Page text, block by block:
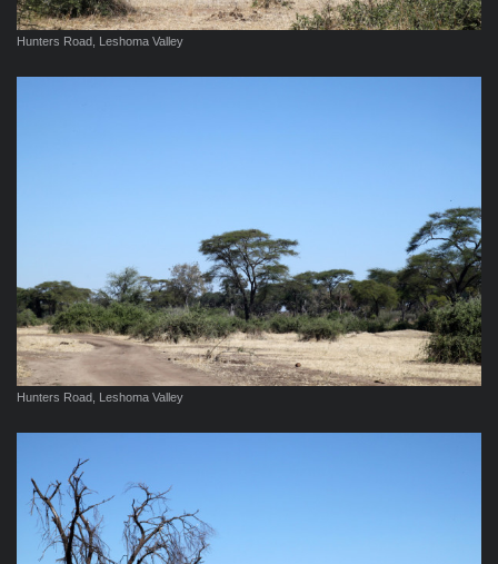
Hunters Road, Leshoma Valley
Hunters Road, Leshoma Valley